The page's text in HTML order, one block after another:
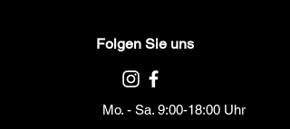
Folgen Sie uns
Mo. - Sa. 9:00-18:00 Uhr